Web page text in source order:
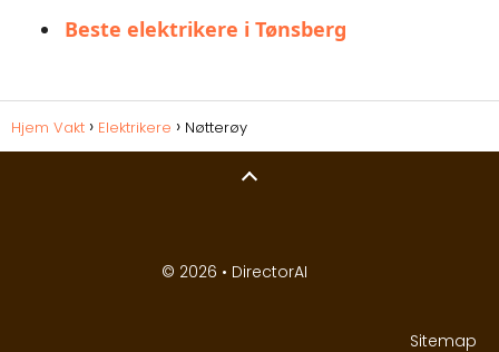
Beste elektrikere i Tønsberg
Hjem Vakt Elektrikere Nøtterøy
© 2026 • DirectorAI
Sitemap